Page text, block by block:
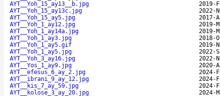
AYT__Yoh_15_ay13__b.jpg
2019-
AYT__Yoh_15_ay13c.jpg
2022-
AYT__Yoh_15_ay5.jpg
2017-
AYT__Yoh_1_ay12.jpg
2019-
AYT__Yoh_1_ay14a.jpg
2019-
AYT__Yoh_1_ay3.jpg
2018-
AYT__Yoh_1_ay5.gif
2019-
AYT__Yoh_1_ay5.jpg
2022-
AYT__Yoh_3_ay16.jpg
2022-
AYT__Yos_1_ay9.jpg
2020-
AYT__efesus_6_ay_2.jpg
2024-
AYT__ibrani_9_ay_12.jpg
2024-
AYT__kis_7_ay_59.jpg
2024-
AYT__kolose_3_ay_20.jpg
2024-